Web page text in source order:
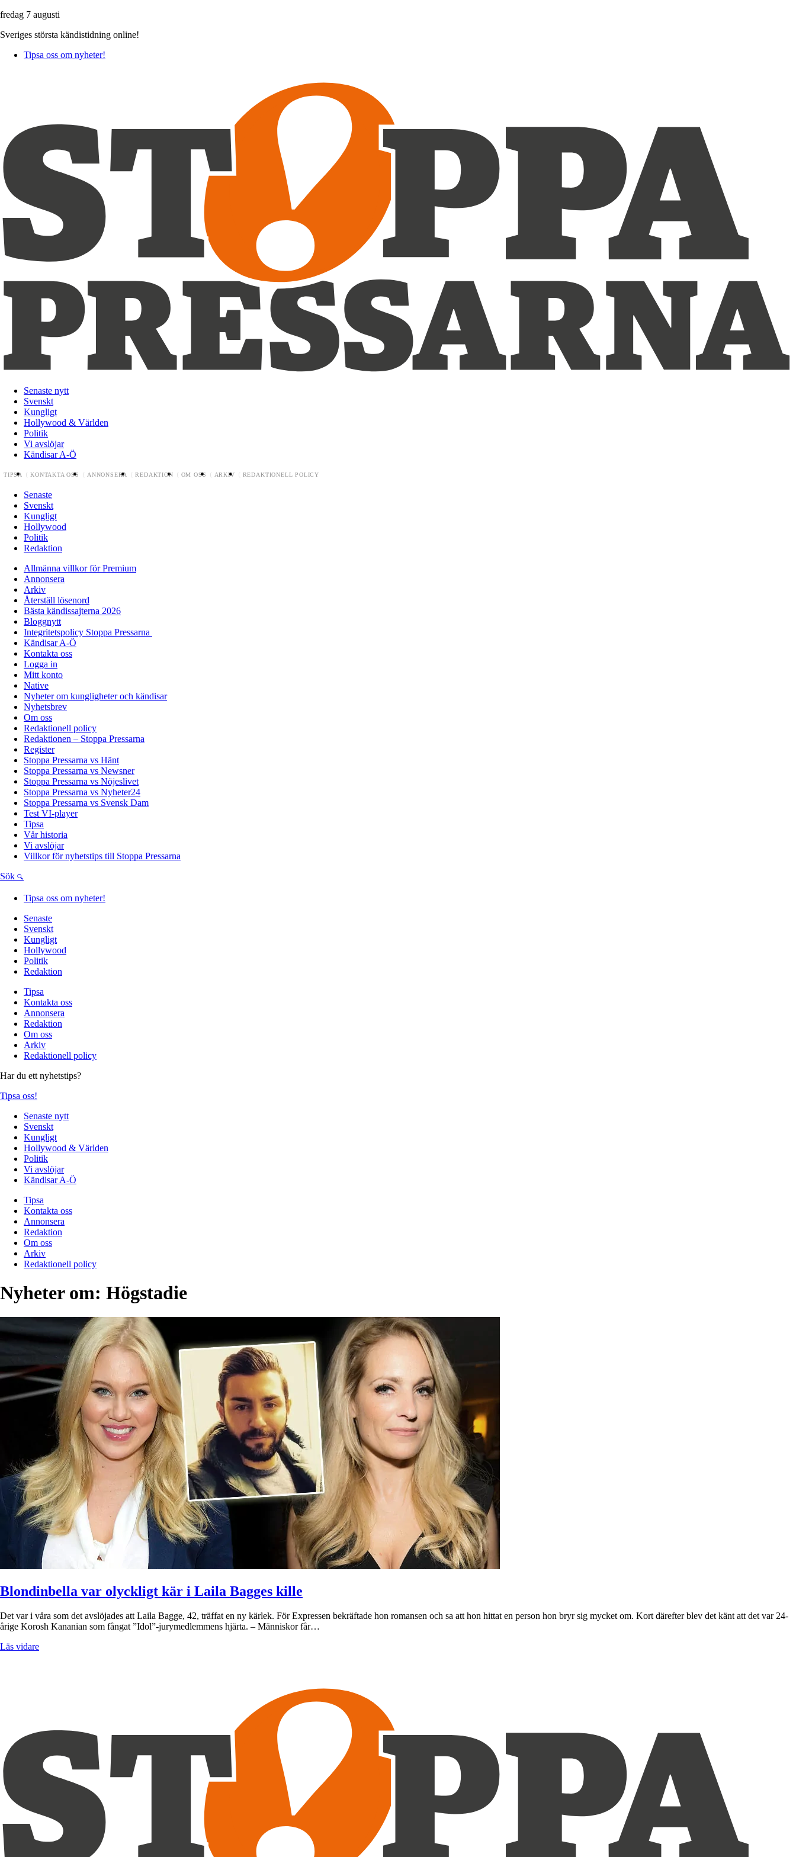
fredag 7 augusti
Sveriges största kändistidning online!
Tipsa oss om nyheter!
Senaste nytt
Svenskt
Kungligt
Hollywood & Världen
Politik
Vi avslöjar
Kändisar A-Ö
TIPSA KONTAKTA OSS ANNONSERA REDAKTION OM OSS ARKIV REDAKTIONELL POLICY
Senaste
Svenskt
Kungligt
Hollywood
Politik
Redaktion
Allmänna villkor för Premium
Annonsera
Arkiv
Återställ lösenord
Bästa kändissajterna 2026
Bloggnytt
Integritetspolicy Stoppa Pressarna
Kändisar A-Ö
Kontakta oss
Logga in
Mitt konto
Native
Nyheter om kungligheter och kändisar
Nyhetsbrev
Om oss
Redaktionell policy
Redaktionen – Stoppa Pressarna
Register
Stoppa Pressarna vs Hänt
Stoppa Pressarna vs Newsner
Stoppa Pressarna vs Nöjeslivet
Stoppa Pressarna vs Nyheter24
Stoppa Pressarna vs Svensk Dam
Test VI-player
Tipsa
Vår historia
Vi avslöjar
Villkor för nyhetstips till Stoppa Pressarna
Sök
Tipsa oss om nyheter!
Senaste
Svenskt
Kungligt
Hollywood
Politik
Redaktion
Tipsa
Kontakta oss
Annonsera
Redaktion
Om oss
Arkiv
Redaktionell policy
Har du ett nyhetstips?
Tipsa oss!
Senaste nytt
Svenskt
Kungligt
Hollywood & Världen
Politik
Vi avslöjar
Kändisar A-Ö
Tipsa
Kontakta oss
Annonsera
Redaktion
Om oss
Arkiv
Redaktionell policy
Nyheter om: Högstadie
Blondinbella var olyckligt kär i Laila Bagges kille
Det var i våra som det avslöjades att Laila Bagge, 42, träffat en ny kärlek. För Expressen bekräftade hon romansen och sa att hon hittat en person hon bryr sig mycket om. Kort därefter blev det känt att det var 24-
årige Korosh Kananian som fångat ”Idol”-jurymedlemmens hjärta. – Människor får…
Läs vidare